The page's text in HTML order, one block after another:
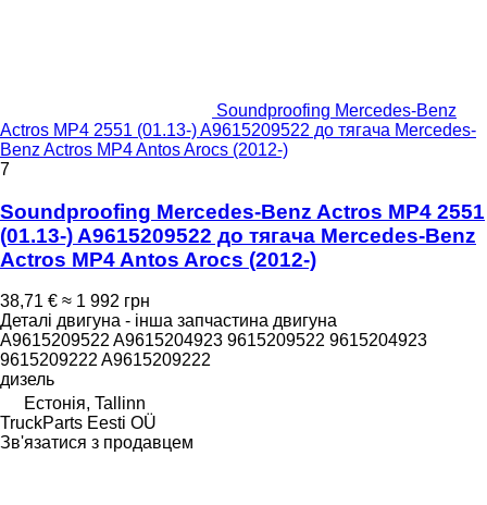
Soundproofing Mercedes-Benz
Actros MP4 2551 (01.13-) A9615209522 до тягача Mercedes-
Benz Actros MP4 Antos Arocs (2012-)
7
Soundproofing Mercedes-Benz Actros MP4 2551
(01.13-) A9615209522 до тягача Mercedes-Benz
Actros MP4 Antos Arocs (2012-)
38,71 € ≈ 1 992 грн
Деталі двигуна - інша запчастина двигуна
A9615209522 A9615204923 9615209522 9615204923
9615209222 A9615209222
дизель
Естонія, Tallinn
TruckParts Eesti OÜ
Зв'язатися з продавцем